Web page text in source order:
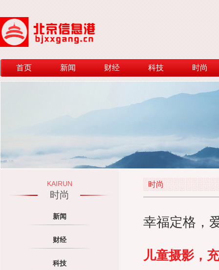
首页 新闻 财经 科技 时尚
KAIRUN
时尚
新闻
财经
科技
时尚
幸福定格，
儿童摄影，